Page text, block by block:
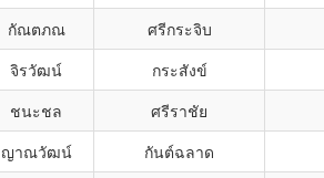
กัณตภณ ศรีกระจิบ
จิรวัฒน์ กระสังข์
ชนะชล ศรีราชัย
ญาณวัฒน์ กันต์ฉลาด